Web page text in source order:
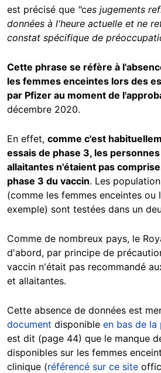
est précisé que "ces jugements
données à l'heure actuelle et ne
constat spécifique de
Cette phrase se réfère à
les femmes enceintes lors des
par Pfizer au moment de
décembre 2020.
En effet, comme c'est
essais de phase 3, les
allaitantes n'étaient pas
phase 3 du vaccin. Les
(comme les femmes enceintes ou
exemple) sont testées dans un
Comme de nombreux pays, le
d'abord, par principe de
vaccin n'était pas recommandé
et allaitantes.
Cette absence de données est
document disponible en bas de la
est dit (page 44) que le manque
disponibles sur les femmes
clinique (référencé sur ce site